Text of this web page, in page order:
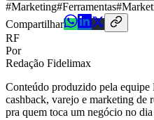
#Marketing#Ferramentas#
Compartilhar
RF
Por
Redação Fidelimax
Conteúdo produzido pela
cashback, varejo e marketing de
pra quem toca um negócio no